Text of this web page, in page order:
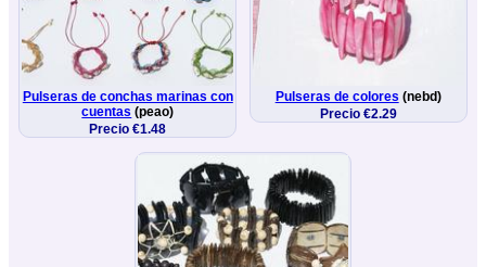
Pulseras de conchas marinas con
cuentas (peao)
Precio €1.48
Pulseras de colores (nebd)
Precio €2.29